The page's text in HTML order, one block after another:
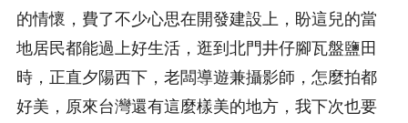
的情懷，費了不少心思在開發建設上，盼這兒的當
地居民都能過上好生活，逛到北門井仔腳瓦盤鹽田
時，正直夕陽西下，老闆導遊兼攝影師，怎麼拍都
好美，原來台灣還有這麼樣美的地方，我下次也要